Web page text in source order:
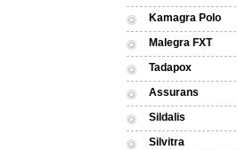
Kamagra Polo
Malegra FXT
Tadapox
Assurans
Sildalis
Silvitra